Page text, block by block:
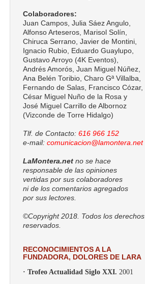
Colaboradores:
Juan Campos, Julia Sáez Angulo,
Alfonso Arteseros, Marisol Solín,
Chiruca Serrano, Javier de Montini,
Ignacio Rubio, Eduardo Guaylupo,
Gustavo Arroyo (4K Eventos),
Andrés Amorós, Juan Miguel Núñez,
Ana Belén Toribio, Charo Gª Villalba,
Fernando de Salas, Francisco Cózar,
César Miguel Nuño de la Rosa y
José Miguel Carrillo de Albornoz
(Vizconde de Torre Hidalgo)
Tlf. de Contacto: 616 966 152
e-mail: comunicacion@lamontera.net
LaMontera.net no se hace
responsable de las opiniones
vertidas por sus colaboradores
ni de los comentarios agregados
por sus lectores.
©Copyright 2018. Todos los derechos
reservados.
RECONOCIMIENTOS A LA
FUNDADORA, DOLORES DE LARA
· Trofeo Actualidad Siglo XXI. 2001